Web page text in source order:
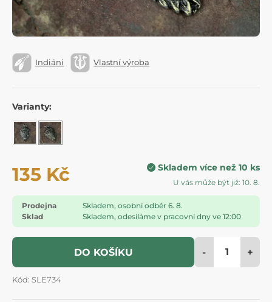
Indiáni Vlastní výroba
Varianty:
135 Kč Skladem více než 10 ks
U vás může být již: 10. 8.
Prodejna
Skladem, osobní odběr 6. 8.
Sklad
Skladem, odesíláme v pracovní dny ve 12:00
DO KOŠÍKU - +
Kód: SLE734